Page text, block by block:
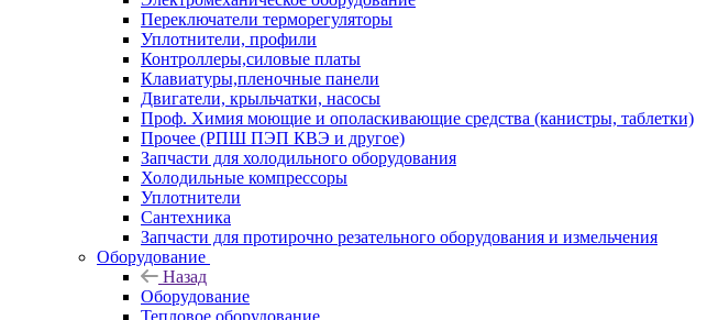
Переключатели терморегуляторы
Уплотнители, профили
Контроллеры,силовые платы
Клавиатуры,пленочные панели
Двигатели, крыльчатки, насосы
Проф. Химия моющие и ополаскивающие средства (канистры, таблетки)
Прочее (РПШ ПЭП КВЭ и другое)
Запчасти для холодильного оборудования
Холодильные компрессоры
Уплотнители
Сантехника
Запчасти для протирочно резательного оборудования и измельчения
Оборудование
Назад
Оборудование
Тепловое оборудование